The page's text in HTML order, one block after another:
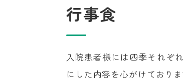
行事食
入院患者様には四季それぞ
にした内容を心がけておりま